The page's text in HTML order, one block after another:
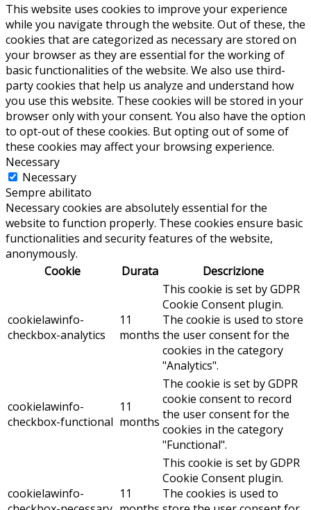
This website uses cookies to improve your experience
while you navigate through the website. Out of these, the
cookies that are categorized as necessary are stored on
your browser as they are essential for the working of
basic functionalities of the website. We also use third-
party cookies that help us analyze and understand how
you use this website. These cookies will be stored in your
browser only with your consent. You also have the option
to opt-out of these cookies. But opting out of some of
these cookies may affect your browsing experience.
Necessary
Necessary
Sempre abilitato
Necessary cookies are absolutely essential for the
website to function properly. These cookies ensure basic
functionalities and security features of the website,
anonymously.
Cookie
Durata Descrizione
cookielawinfo-
checkbox-analytics
11
months
This cookie is set by GDPR
Cookie Consent plugin.
The cookie is used to store
the user consent for the
cookies in the category
"Analytics".
cookielawinfo-
checkbox-functional
11
months
The cookie is set by GDPR
cookie consent to record
the user consent for the
cookies in the category
"Functional".
cookielawinfo-
11
This cookie is set by GDPR
Cookie Consent plugin.
The cookies is used to